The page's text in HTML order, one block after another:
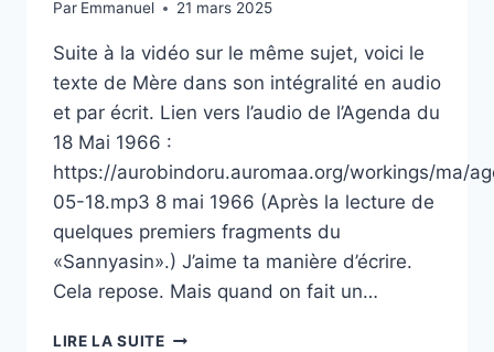
Par Emmanuel 21 mars 2025
Suite à la vidéo sur le même sujet, voici le
texte de Mère dans son intégralité en audio
et par écrit. Lien vers l’audio de l’Agenda du
18 Mai 1966 :
https://aurobindoru.auromaa.org/workings/ma/
05-18.mp3 8 mai 1966 (Après la lecture de
quelques premiers fragments du
«Sannyasin».) J’aime ta manière d’écrire.
Cela repose. Mais quand on fait un…
LIRE LA SUITEYOGA